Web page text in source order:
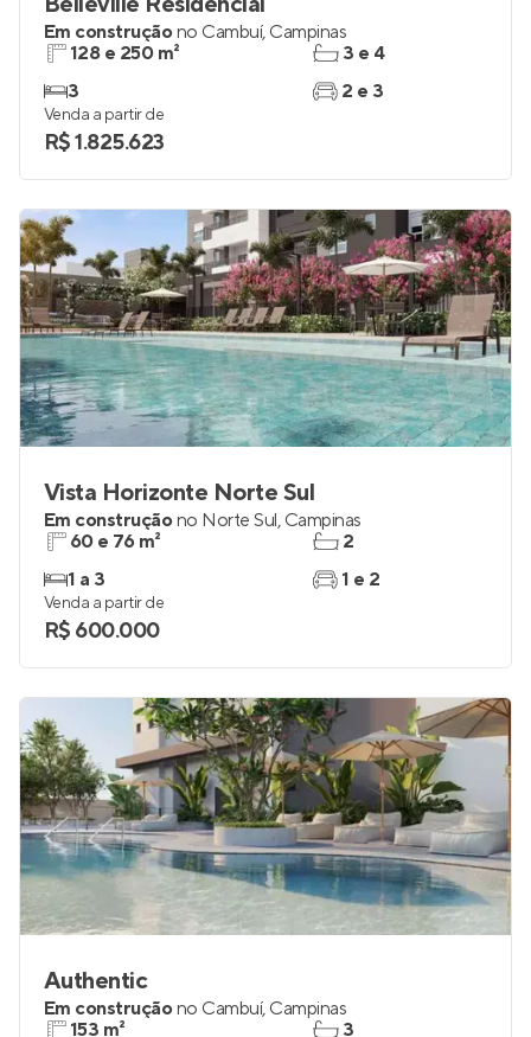
Em construçãono Cambuí, Campinas
128 e 250 m²
3
3 e 4
2 e 3
Venda a partir de
R$ 1.825.623
Vista Horizonte Norte Sul
Em construçãono Norte Sul, Campinas
60 e 76 m²
1 a 3
2
1 e 2
Venda a partir de
R$ 600.000
Authentic
Em construçãono Cambuí, Campinas
153 m²
3